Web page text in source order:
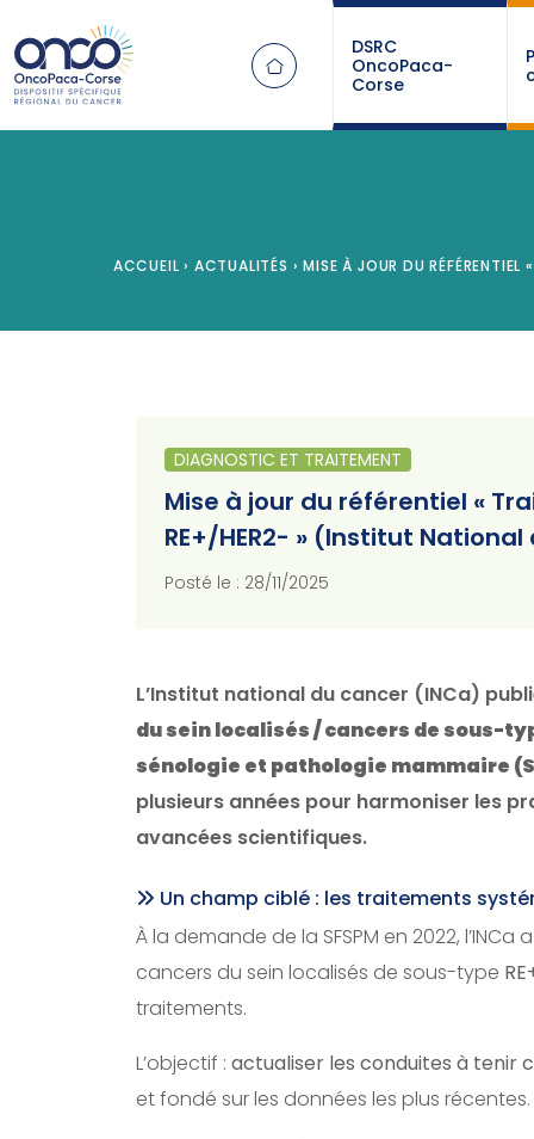
DSRC
OncoPaca-
Corse
ACCUEIL › ACTUALITÉS › MISE À JOUR DU
DIAGNOSTIC ET TRAITEMENT
Mise à jour du référentiel «
RE+/HER2- » (Institut
Posté le : 28/11/2025
L’Institut national du cancer (INCa)
du sein localisés / cancers de sous-
sénologie et pathologie mammaire
plusieurs années pour harmoniser les
avancées scientifiques.
Un champ ciblé : les traitements
À la demande de la SFSPM en 2022,
cancers du sein localisés de sous-type
traitements.
L’objectif : actualiser les conduites à tenir
et fondé sur les données les plus récentes.